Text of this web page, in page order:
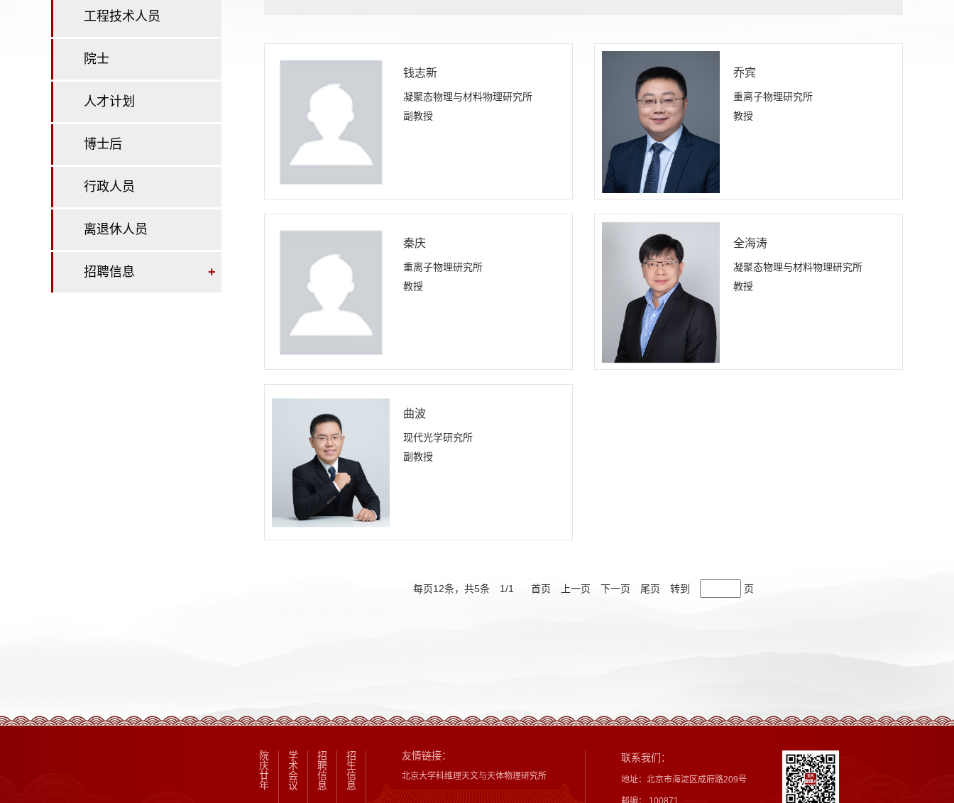
工程技术人员
院士
人才计划
博士后
行政人员
离退休人员
招聘信息 +
钱志新
凝聚态物理与材料物理研究所
副教授
乔宾
重离子物理研究所
教授
秦庆
重离子物理研究所
教授
全海涛
凝聚态物理与材料物理研究所
教授
曲波
现代光学研究所
副教授
每页12条，共5条 1/1 首页 上一页 下一页 尾页 转到 页
院
庆
廿
年
学
术
会
议
招
聘
信
息
招
生
信
息
友情链接：
北京大学科维理天文与天体物理研究所
联系我们：
地址：北京市海淀区成府路209号
邮编： 100871